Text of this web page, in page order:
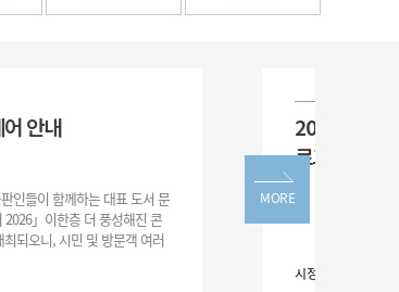
산북페어 안내
서가들과 출판인들이 함께하는 대표 도서 문
군산북페어 2026」이한층 더 풍성해진 콘
진 규모로 개최되오니, 시민 및 방문객 여러
28.
| 26.08.07
MORE